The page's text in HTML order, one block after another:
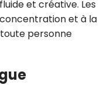
et créative. Les
et à la
personne